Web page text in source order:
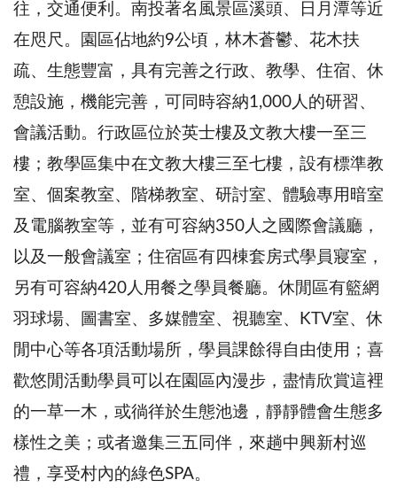
往，交通便利。南投著名風景區溪頭、日月潭等近
在咫尺。園區佔地約9公頃，林木蒼鬱、花木扶
疏、生態豐富，具有完善之行政、教學、住宿、休
憩設施，機能完善，可同時容納1,000人的研習、
會議活動。行政區位於英士樓及文教大樓一至三
樓；教學區集中在文教大樓三至七樓，設有標準教
室、個案教室、階梯教室、研討室、體驗專用暗室
及電腦教室等，並有可容納350人之國際會議廳，
以及一般會議室；住宿區有四棟套房式學員寢室，
另有可容納420人用餐之學員餐廳。休閒區有籃網
羽球場、圖書室、多媒體室、視聽室、KTV室、休
閒中心等各項活動場所，學員課餘得自由使用；喜
歡悠閒活動學員可以在園區內漫步，盡情欣賞這裡
的一草一木，或徜徉於生態池邊，靜靜體會生態多
樣性之美；或者邀集三五同伴，來趟中興新村巡
禮，享受村內的綠色SPA。